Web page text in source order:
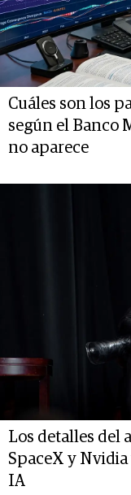
Cuáles son los
según el Banco
no aparece
Los detalles del
SpaceX y
IA